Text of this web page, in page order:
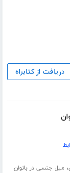
دریافت از کتابراه
، میل جنسی در بانوان